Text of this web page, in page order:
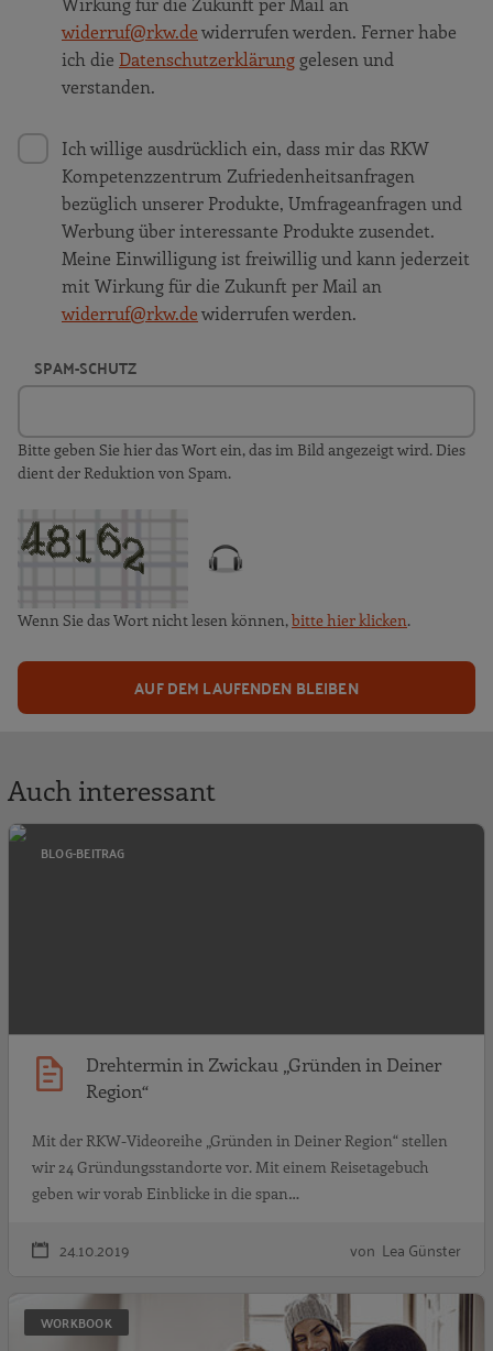
widerruf@rkw.dewiderrufen werden. Ferner habe
ich die Datenschutzerklärunggelesen und
verstanden.
Ich willige ausdrücklich ein, dass mir das RKW
Kompetenzzentrum Zufriedenheitsanfragen
bezüglich unserer Produkte, Umfrageanfragen und
Werbung über interessante Produkte zusendet.
Meine Einwilligung ist freiwillig und kann jederzeit
mit Wirkung für die Zukunft per Mail an
widerruf@rkw.dewiderrufen werden.
SPAM-SCHUTZ
Bitte geben Sie hier das Wort ein, das im Bild angezeigt wird. Dies
dient der Reduktion von Spam.
Wenn Sie das Wort nicht lesen können, bitte hier klicken.
AUF DEM LAUFENDEN BLEIBEN
Auch interessant
BLOG-BEITRAG
Drehtermin in Zwickau „Gründen in Deiner
Region“
Mit der RKW-Videoreihe „Gründen in Deiner Region“ stellen
wir 24 Gründungsstandorte vor. Mit einem Reisetagebuch
geben wir vorab Einblicke in die span…
24.10.2019 von Lea Günster
WORKBOOK